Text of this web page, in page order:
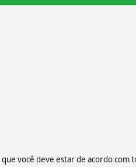
você deve estar de acordo com